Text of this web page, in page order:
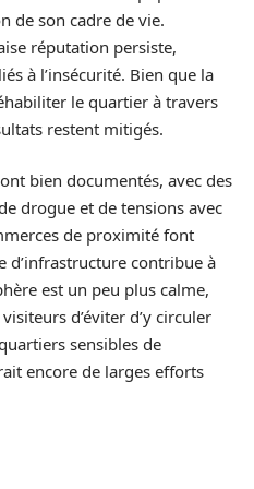
de son cadre de vie.
réputation persiste,
à l’insécurité. Bien que la
le quartier à travers
restent mitigés.
bien documentés, avec des
drogue et de tensions avec
de proximité font
d’infrastructure contribue à
est un peu plus calme,
d’éviter d’y circuler
sensibles de
encore de larges efforts